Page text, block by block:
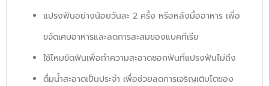
แปรงฟันอย่างน้อยวันละ 2 ครั้ง หรือหลังมื้ออาหาร เพื่อ
ขจัดเศษอาหารและลดการสะสมของแบคทีเรีย
ใช้ไหมขัดฟันเพื่อทำความสะอาดซอกฟันที่แปรงฟันไม่ถึง
ดื่มน้ำสะอาดเป็นประจำ เพื่อช่วยลดการเจริญเติบโตของ